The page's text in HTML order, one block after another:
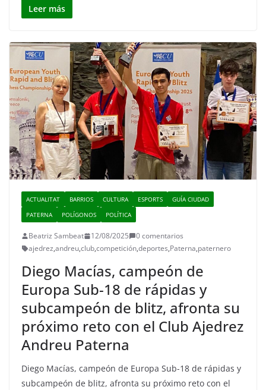
Leer más
ACTUALITAT BARRIOS CULTURA ESPORTS
GUÍA CIUDAD
PATERNA
POLÍGONOS POLÍTICA
Beatriz Sambeat 12/08/2025
0 comentarios
ajedrez,andreu,club,competición,deportes,Paterna,paternero
Diego Macías, campeón de
Europa Sub-18 de rápidas y
subcampeón de blitz, afronta su
próximo reto con el Club Ajedrez
Andreu Paterna
Diego Macías, campeón de Europa Sub-18 de rápidas y
subcampeón de blitz, afronta su próximo reto con el